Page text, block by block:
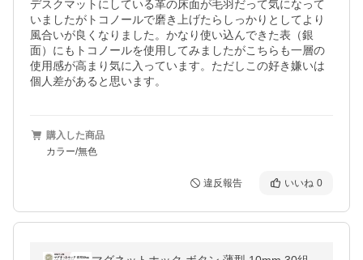
デスクマットにしている革の床面が毛羽だって気になって
いましたがトコノールで磨き上げたらしっかりとしてより
風合いが良くなりました。かなり使い込んできた表（銀
面）にもトコノールを使用してみましたがこちらも一層の
使用感が高まり気に入っています。ただしこの好き嫌いは
個人差があると思います。
購入した商品
カラー/無色
違反報告 いいね 0